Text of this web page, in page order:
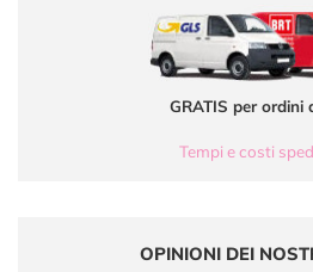
GRATIS per ordini
Tempi e costi
OPINIONI DEI